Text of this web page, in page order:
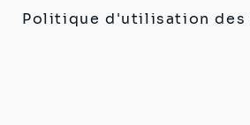
Politique d'utilisation des